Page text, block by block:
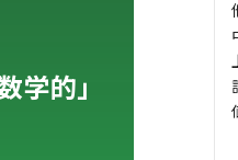
学的」